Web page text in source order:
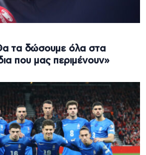
τα δώσουμε όλα στα
που μας περιμένουν»